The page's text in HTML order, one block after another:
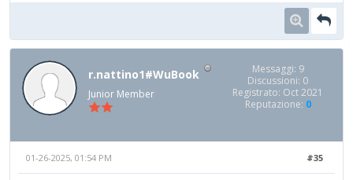
r.nattino1#WuBook
Junior Member
Messaggi: 9
Discussioni: 0
Registrato: Oct 2021
Reputazione: 0
#35
01-26-2025, 01:54 PM